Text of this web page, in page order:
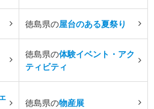
徳島県の屋台のある夏祭り
徳島県の体験イベント・アク
ティビティ
徳島県の物産展